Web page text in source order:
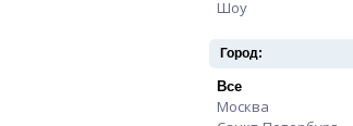
Шоу
Город:
Все
Москва